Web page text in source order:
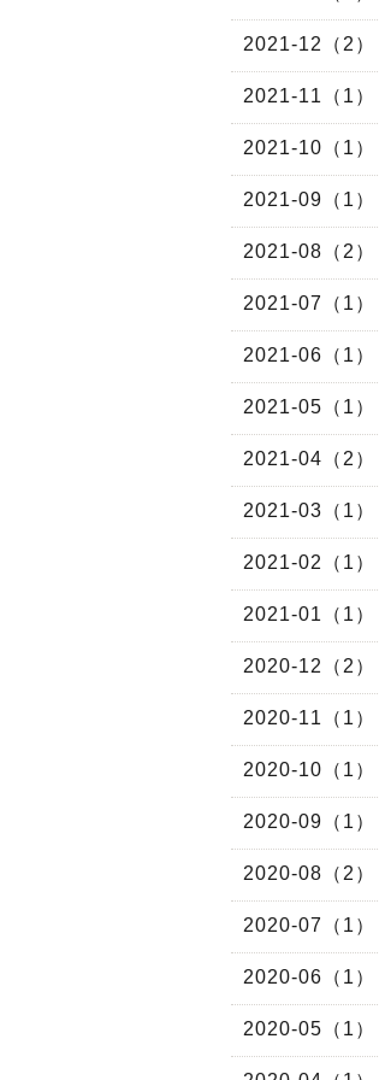
2021-12（2）
2021-11（1）
2021-10（1）
2021-09（1）
2021-08（2）
2021-07（1）
2021-06（1）
2021-05（1）
2021-04（2）
2021-03（1）
2021-02（1）
2021-01（1）
2020-12（2）
2020-11（1）
2020-10（1）
2020-09（1）
2020-08（2）
2020-07（1）
2020-06（1）
2020-05（1）